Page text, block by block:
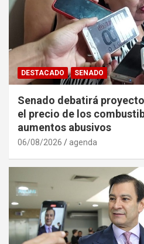
DESTACADO SENADO
Senado debatirá
el precio de los
aumentos abusivos
06/08/2026 agenda